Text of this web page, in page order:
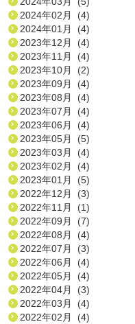
2024年02月 (4)
2024年01月 (4)
2023年12月 (4)
2023年11月 (4)
2023年10月 (2)
2023年09月 (4)
2023年08月 (4)
2023年07月 (4)
2023年06月 (4)
2023年05月 (5)
2023年03月 (4)
2023年02月 (4)
2023年01月 (5)
2022年12月 (3)
2022年11月 (1)
2022年09月 (7)
2022年08月 (4)
2022年07月 (3)
2022年06月 (4)
2022年05月 (4)
2022年04月 (3)
2022年03月 (4)
2022年02月 (4)